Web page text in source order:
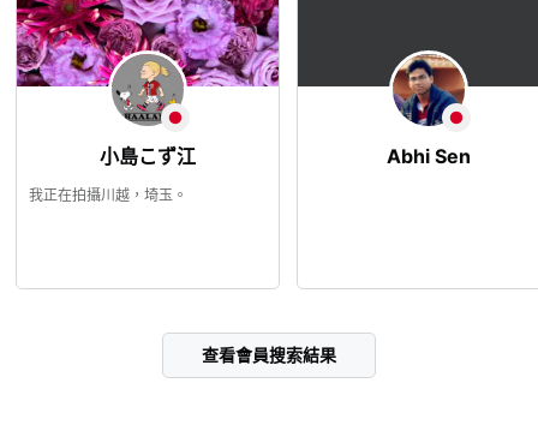
小島こず江
我正在拍攝川越，埼玉。
Abhi Sen
查看會員搜索結果